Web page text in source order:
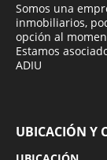
Somos una
inmobiliarios,
opción al
Estamos
ADIU
UBICACIÓN Y